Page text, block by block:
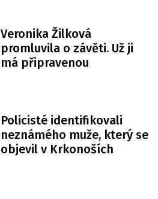
Veronika Žilková
promluvila o závěti. Už ji
má připravenou
Policisté identifikovali
neznámého muže, který se
objevil v Krkonoších